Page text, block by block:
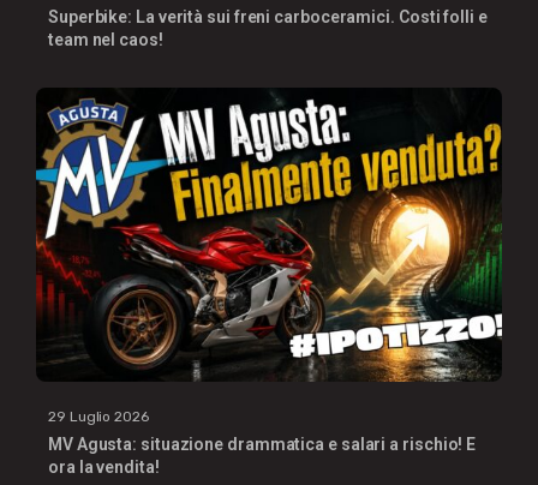
Superbike: La verità sui freni carboceramici. Costi folli e
team nel caos!
29 Luglio 2026
MV Agusta: situazione drammatica e salari a rischio! E
ora la vendita!